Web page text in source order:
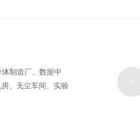
制造厂、数据中
、无尘车间、实验
>